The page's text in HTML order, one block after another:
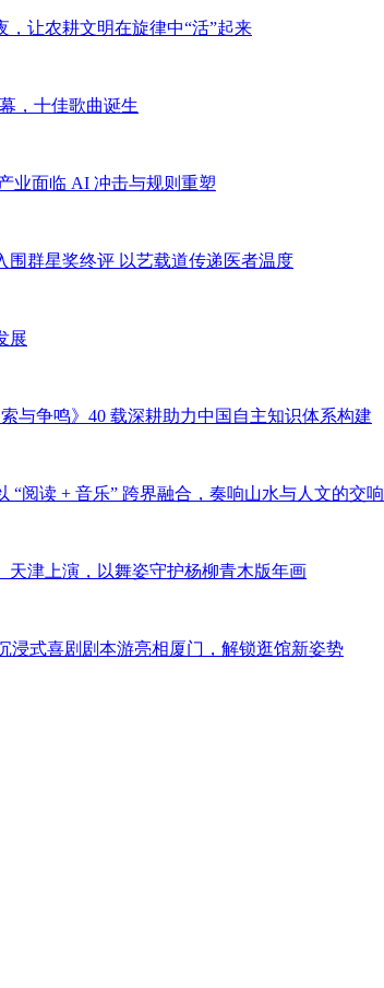
让农耕文明在旋律中“活”起来
，十佳歌曲诞生
业面临 AI 冲击与规则重塑
群星奖终评 以艺载道传递医者温度
展
争鸣》40 载深耕助力中国自主知识体系构建
“阅读 + 音乐” 跨界融合，奏响山水与人文的交响
天津上演，以舞姿守护杨柳青木版年画
浸式喜剧剧本游亮相厦门，解锁逛馆新姿势